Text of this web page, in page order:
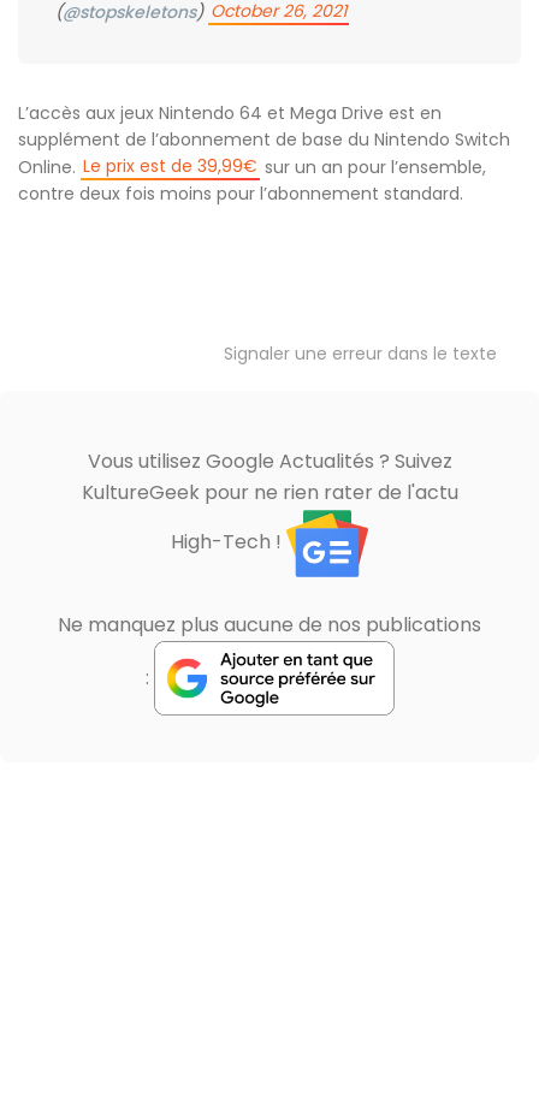
(@stopskeletons) October 26, 2021
L’accès aux jeux Nintendo 64 et Mega Drive est en
supplément de l’abonnement de base du Nintendo Switch
Online. Le prix est de 39,99€ sur un an pour l’ensemble,
contre deux fois moins pour l’abonnement standard.
Signaler une erreur dans le texte
Vous utilisez Google Actualités ? Suivez
KultureGeek pour ne rien rater de l'actu
High-Tech !
Ne manquez plus aucune de nos publications
: